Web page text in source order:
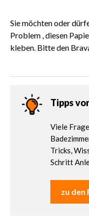
Sie möchten oder
Problem , diesen
kleben. Bitte den
Tipps
Viele
Tricks,
Schritt
zu den